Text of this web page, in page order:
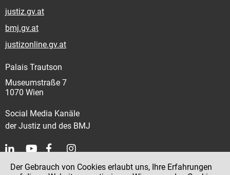
justiz.gv.at
bmj.gv.at
justizonline.gv.at
Palais Trautson
Museumstraße 7
1070 Wien
Social Media Kanäle
der Justiz und des BMJ
Kontakt
Der Gebrauch von Cookies erlaubt uns, Ihre Erfahrungen